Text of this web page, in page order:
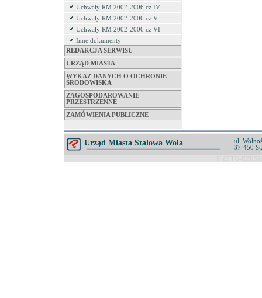
Uchwały RM 2002-2006 cz IV
Uchwały RM 2002-2006 cz V
Uchwały RM 2002-2006 cz VI
Inne dokumenty
REDAKCJA SERWISU
URZĄD MIASTA
WYKAZ DANYCH O OCHRONIE
ŚRODOWISKA
ZAGOSPODAROWANIE
PRZESTRZENNE
ZAMÓWIENIA PUBLICZNE
Urząd Miasta Stalowa Wola
ul.
37-450